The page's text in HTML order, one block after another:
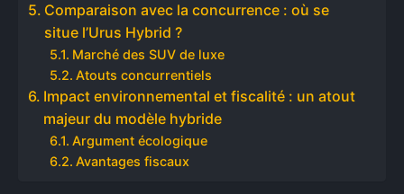
Comparaison avec la concurrence : où se
situe l’Urus Hybrid ?
Marché des SUV de luxe
Atouts concurrentiels
Impact environnemental et fiscalité : un atout
majeur du modèle hybride
Argument écologique
Avantages fiscaux